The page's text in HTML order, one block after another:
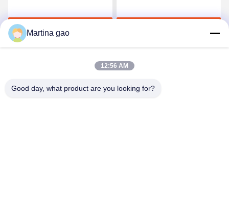
Jetzt Chatten
Unterwäsche
Martina gao
12:56 AM
Good day, what product are you looking for?